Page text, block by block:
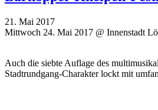
21. Mai 2017
Mittwoch 24. Mai 2017 @ Innenstadt
Auch die siebte Auflage des
Stadtrundgang-Charakter lockt mit